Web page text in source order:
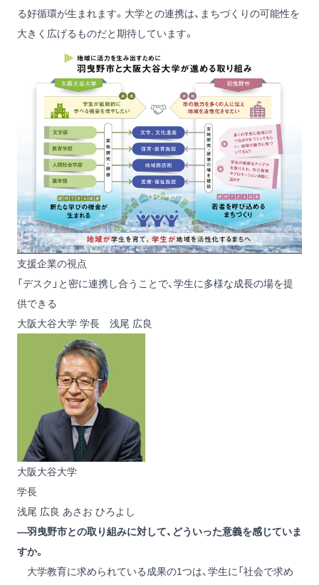
る好循環が生まれます。大学との連携は、まちづくりの可能性を
大きく広げるものだと期待しています。
支援企業の視点
「デスク」と密に連携し合うことで、学生に多様な成長の場を提
供できる
大阪大谷大学 学長 浅尾 広良
大阪大谷大学
学長
浅尾 広良 あさお ひろよし
―羽曳野市との取り組みに対して、どういった意義を感じていま
すか。
大学教育に求められている成果の1つは、学生に「社会で求め